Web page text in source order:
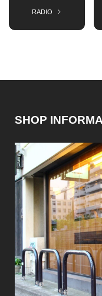
RADIO
SHOP